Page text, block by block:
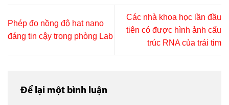
Phép đo nồng độ hạt nano
đáng tin cậy trong phòng Lab
Các nhà khoa học lần đầu
tiên có được hình ảnh cấu
trúc RNA của trái tim
Để lại một bình luận